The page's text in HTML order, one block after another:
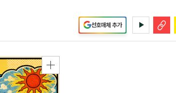
선호매체 추가